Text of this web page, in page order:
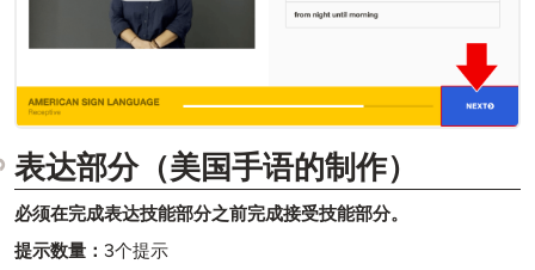
表达部分（美国手语的制作）
必须在完成表达技能部分之前完成接受技能部分。
提示数量： 3个提示